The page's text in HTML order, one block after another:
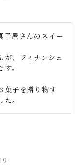
子屋さんのスイー
が、フィナンシェ
。
菓子を贈り物す
。